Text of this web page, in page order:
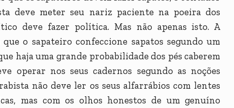
deve meter seu nariz paciente na poeira dos
deve fazer política. Mas não apenas isto. A
o sapateiro confeccione sapatos segundo um
haja uma grande probabilidade dos pés caberem
operar nos seus cadernos segundo as noções
não deve ler os seus alfarrábios com lentes
mas com os olhos honestos de um genuíno